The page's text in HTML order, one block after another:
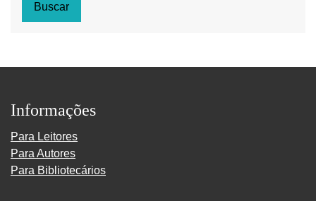
Buscar
Informações
Para Leitores
Para Autores
Para Bibliotecários